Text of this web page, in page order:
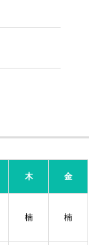
木 金
楠 楠